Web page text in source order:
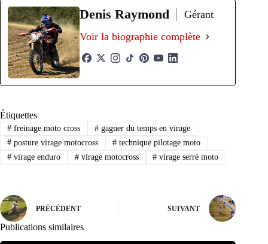
Denis Raymond
Gérant
Voir la biographie complète
Étiquettes
#freinage moto cross #gagner du temps en virage
#posture virage motocross #technique pilotage moto
#virage enduro #virage motocross # virage serré moto
PRÉCÉDENT SUIVANT
Publications similaires